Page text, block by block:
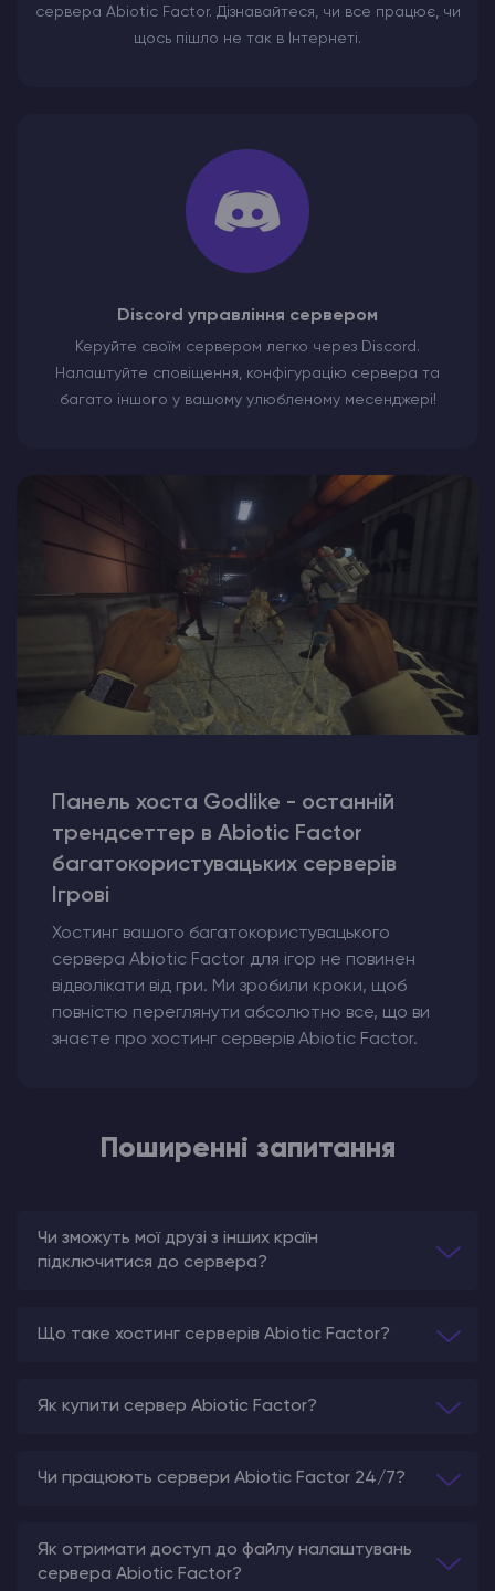
сервера Abiotic Factor. Дізнавайтеся, чи все працює, чи
щось пішло не так в Інтернеті.
Discord управління сервером
Керуйте своїм сервером легко через Discord.
Налаштуйте сповіщення, конфігурацію сервера та
багато іншого у вашому улюбленому месенджері!
Панель хоста Godlike - останній
трендсеттер в Abiotic Factor
багатокористувацьких серверів
Ігрові
Хостинг вашого багатокористувацького
сервера Abiotic Factor для ігор не повинен
відволікати від гри. Ми зробили кроки, щоб
повністю переглянути абсолютно все, що ви
знаєте про хостинг серверів Abiotic Factor.
Поширенні запитання
Чи зможуть мої друзі з інших країн
підключитися до сервера?
Що таке хостинг серверів Abiotic Factor?
Як купити сервер Abiotic Factor?
Чи працюють сервери Abiotic Factor 24/7?
Як отримати доступ до файлу налаштувань
сервера Abiotic Factor?